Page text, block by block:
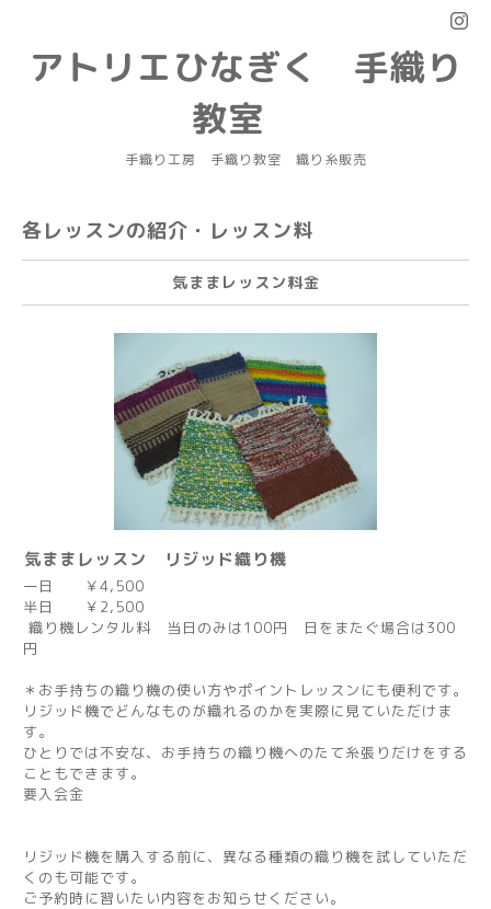
アトリエひなぎく 手織り
教室
手織り工房 手織り教室 織り糸販売
各レッスンの紹介・レッスン料
気ままレッスン料金
気ままレッスン リジッド織り機
一日 ￥4,500
半日 ￥2,500
織り機レンタル料 当日のみは100円 日をまたぐ場合は300
円
＊お手持ちの織り機の使い方やポイントレッスンにも便利です。
リジッド機でどんなものが織れるのかを実際に見ていただけま
す。
ひとりでは不安な、お手持ちの織り機へのたて糸張りだけをする
こともできます。
要入会金
リジッド機を購入する前に、異なる種類の織り機を試していただ
くのも可能です。
ご予約時に習いたい内容をお知らせください。